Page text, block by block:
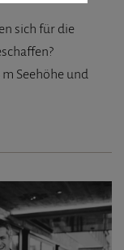
sich für die
Seehöhe und